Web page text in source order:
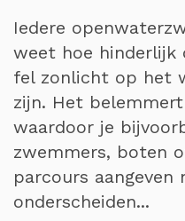
Iedere
weet hoe hinderlijk
fel zonlicht op het
zijn. Het
waardoor je
zwemmers, boten
parcours
onderscheiden...